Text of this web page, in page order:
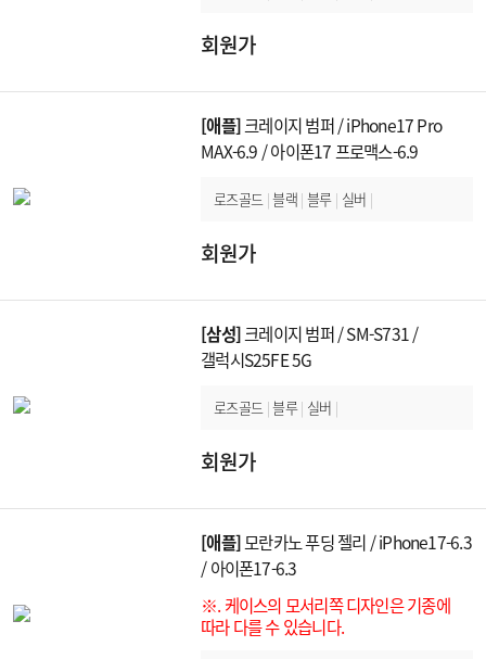
회원가
[애플]크레이지 범퍼 / iPhone17 Pro
MAX-6.9 / 아이폰17 프로맥스-6.9
로즈골드 |블랙 | 블루 | 실버 |
회원가
[삼성]크레이지 범퍼 / SM-S731 /
갤럭시S25FE 5G
로즈골드 |블루| 실버 |
회원가
[애플]모란카노 푸딩 젤리 / iPhone17-6.3
/ 아이폰17-6.3
※. 케이스의 모서리쪽 디자인은 기종에
따라 다를 수 있습니다.